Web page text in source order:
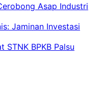
Asap Industri
Jaminan Investasi
STNK BPKB Palsu